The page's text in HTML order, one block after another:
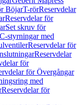
BöjarT-rörReservdelar
Reservdelar för
Set skruv för
styrningar med
Reservdelar för
Reservdelar
för
för Övergångar
med
Reservdelar för